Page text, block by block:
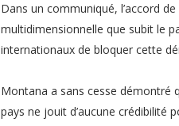
Dans un communiqué, l’accord
multidimensionnelle que subit le
internationaux de bloquer cette
Montana a sans cesse démontré
pays ne jouit d’aucune crédibilité